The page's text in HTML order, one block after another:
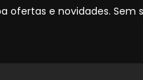
ofertas e novidades. Sem